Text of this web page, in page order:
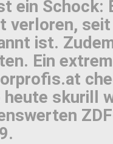
ein Schock:
verloren,
ist.
Ein
heute skurill